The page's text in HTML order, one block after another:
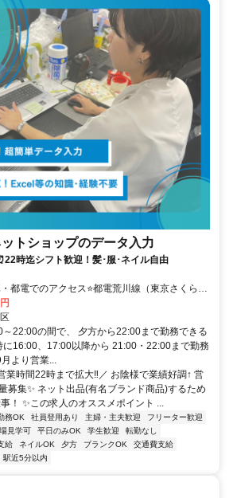
トショップのデータ入力
時迄シフト歓迎！髪･服･ネイル自由
都電でのアクセス⭐都電荒川線（東京さくらト
前駅」から徒歩約2〜3分 JR常磐線：「三河島
京メトロ日比谷線：「三ノ輪駅」から徒歩約
線・京成線：「町屋駅」から徒歩約13〜15分
都営バス（草63・草64・里22系統）：「荒川区
前にあります。（日暮里駅や西日暮里駅から乗
す） 荒川区コミュニティバス（南千01・南千
所」停留所が目の前にあります。
～22:00の間で、 夕方から22:00まで勤務できる
に16:00、17:00以降から 21:00・22:00まで勤務
より営業...
業時間22時まで拡大‼／ お陰様で業績好調↑ 営
募集✨ ネット出品(有名ブランド商品)するため
！ ✨この求人のオススメポイント ...
務OK 社員登用あり 主婦・主夫歓迎
フリーター歓迎
見学可 平日のみOK 学生歓迎
転勤なし
給 ネイルOK 夕方 ブランクOK
交通費支給
駅近5分以内